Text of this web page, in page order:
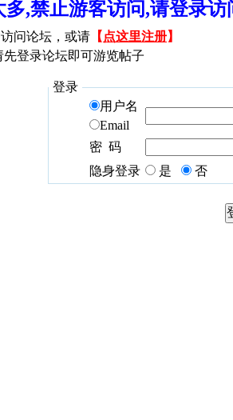
多,禁止游客访问,请登录
问论坛，或请 【 点这里注册】
登录论坛即可游览帖子
登录
用户名
Email
密 码
隐身登录
是 否